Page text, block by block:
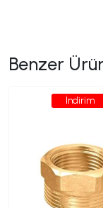
Benzer
İndirim